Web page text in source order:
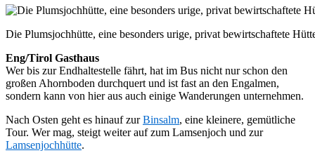
Die Plumsjochhütte, eine besonders urige, privat bewirtschaftete
Eng/Tirol Gasthaus
Wer bis zur Endhaltestelle fährt, hat im Bus nicht nur schon den
großen Ahornboden durchquert und ist fast an den Engalmen,
sondern kann von hier aus auch einige Wanderungen unternehmen.
Nach Osten geht es hinauf zurBinsalm, eine kleinere, gemütliche
Tour. Wer mag, steigt weiter auf zum Lamsenjoch und zur
Lamsenjochhütte.